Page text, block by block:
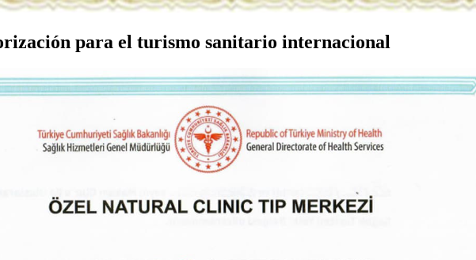
para el turismo sanitario internacional